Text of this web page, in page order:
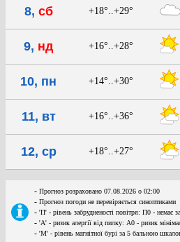
8, сб +18°..+29°
9, нд +16°..+28°
10, пн +14°..+30°
11, вт +16°..+36°
12, ср +18°..+27°
- Прогноз розраховано 07.08.2026 о 02:00
- Прогноз погоди не перевіряється синоптиками
- 'П' - рівень забрудненості повітря: П0 - немає
- 'А' - ризик алергії від пилку: А0 - ризик
- 'М' - рівень магнітної бурі за 5 бальною